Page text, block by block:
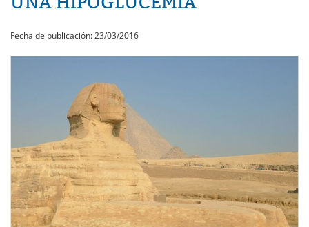
Fecha de publicación: 23/03/2016